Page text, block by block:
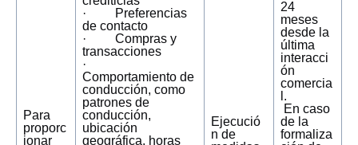
Para
proporc
ionar
· Preferencias
de contacto
· Compras y
transacciones
·
Comportamiento de
conducción, como
patrones de
conducción,
ubicación
geográfica, horas
Ejecució
n de
24
meses
desde la
última
interacci
ón
comercia
l.
En caso
de la
formaliza